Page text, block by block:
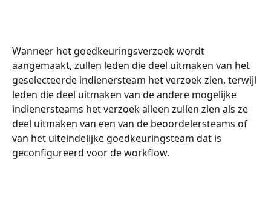
Wanneer het goedkeuringsverzoek wordt
aangemaakt, zullen leden die deel uitmaken van het
geselecteerde indienersteam het verzoek zien, terwijl
leden die deel uitmaken van de andere mogelijke
indienersteams het verzoek alleen zullen zien als ze
deel uitmaken van een van de beoordelersteams of
van het uiteindelijke goedkeuringsteam dat is
geconfigureerd voor de workflow.